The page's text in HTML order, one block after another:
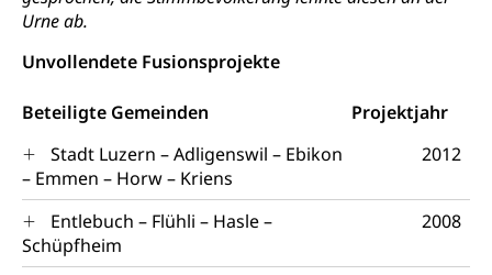
Urne ab.
Unvollendete Fusionsprojekte
Beteiligte Gemeinden
Projektjahr
Stadt Luzern – Adligenswil – Ebikon
– Emmen – Horw – Kriens
2012
Entlebuch – Flühli – Hasle –
Schüpfheim
2008
Kantonsstrassen
Geburt, Heirat, Ehe, Partnerschaft, Tod,
Zivilstandsamt, Zivilstandsregiste
Zivilstandswesen
Adoptivkind, Adoptiveltern, Adoptionsvermittlung,
Sorge
Adoption
Aufenthaltsbewilligungen
Niederlassungsbewilligung, Aufenthalt,
Niederlassung, Wohnsitz